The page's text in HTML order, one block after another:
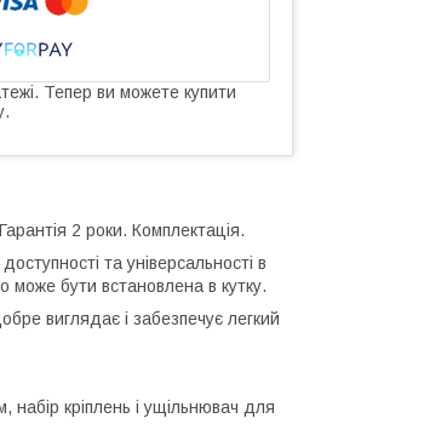
Тепер ви можете купити
2 роки. Комплектація.
та універсальності в
може бути встановлена в кутку.
виглядає і забезпечує легкий
кріплень і ущільнювач для